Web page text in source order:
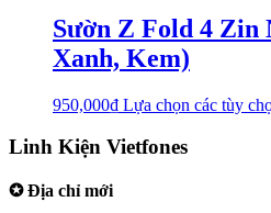
Sườn Z Fold 4 Zin
Xanh, Kem)
950,000₫ Lựa chọn các tùy
Linh Kiện Vietfones
✪ Địa chỉ mới